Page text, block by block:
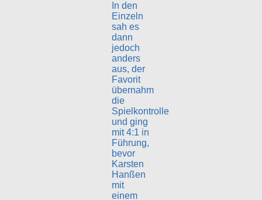
In den
Einzeln
sah es
dann
jedoch
anders
aus, der
Favorit
übernahm
die
Spielkontrolle
und ging
mit 4:1 in
Führung,
bevor
Karsten
Hanßen
mit
einem